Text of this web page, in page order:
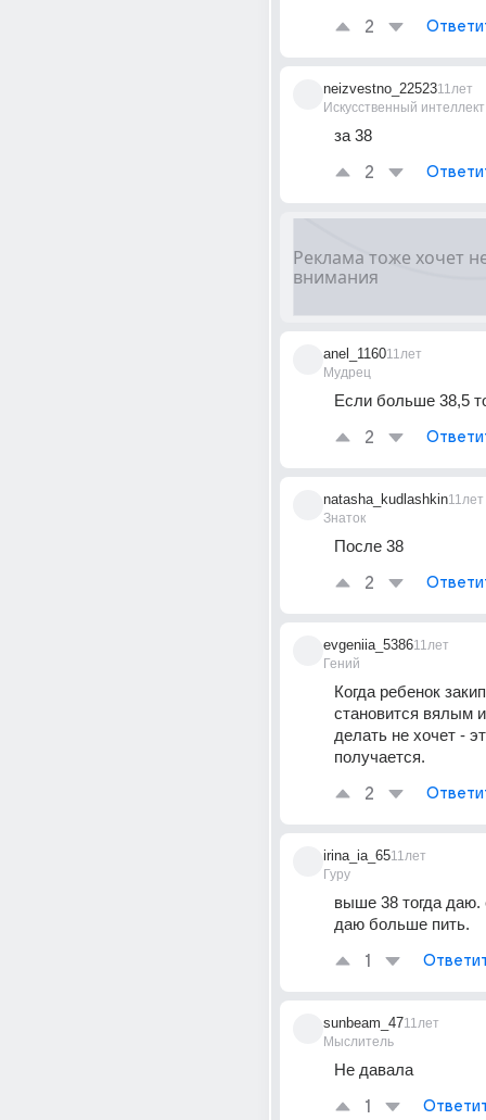
2
neizvestno_22523
Искусственный интеллект
11лет
за 38
2
anel_1160
Мудрец
11лет
Если больше 38,5
2
natasha_kudlashkin
Знаток
11лет
После 38
2
evgeniia_5386
Гений
11лет
Когда ребенок
становится вялым
делать не хочет -
получается.
2
irina_ia_65
Гуру
11лет
выше 38 тогда даю.
даю больше пить.
1
sunbeam_47
Мыслитель
11лет
Не давала
1